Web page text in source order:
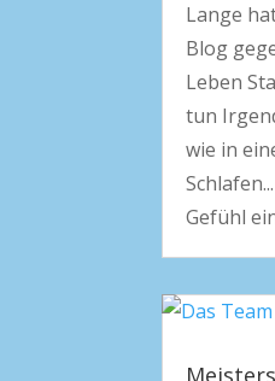
Lange
Blog
Leben
tun
wie in
Gefühl